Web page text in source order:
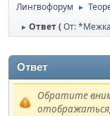
Лингвофорум ►
► Ответ (От:
Ответ
Обратите